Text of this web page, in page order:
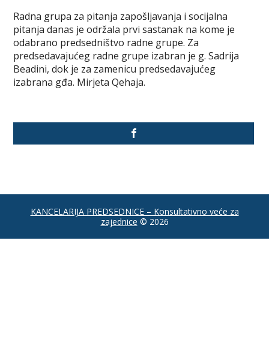
Radna grupa za pitanja zapošljavanja i socijalna
pitanja danas je održala prvi sastanak na kome je
odabrano predsedništvo radne grupe. Za
predsedavajućeg radne grupe izabran je g. Sadrija
Beadini, dok je za zamenicu predsedavajućeg
izabrana gđa. Mirjeta Qehaja.
KANCELARIJA PREDSEDNICE – Konsultativno veće za
zajednice © 2026